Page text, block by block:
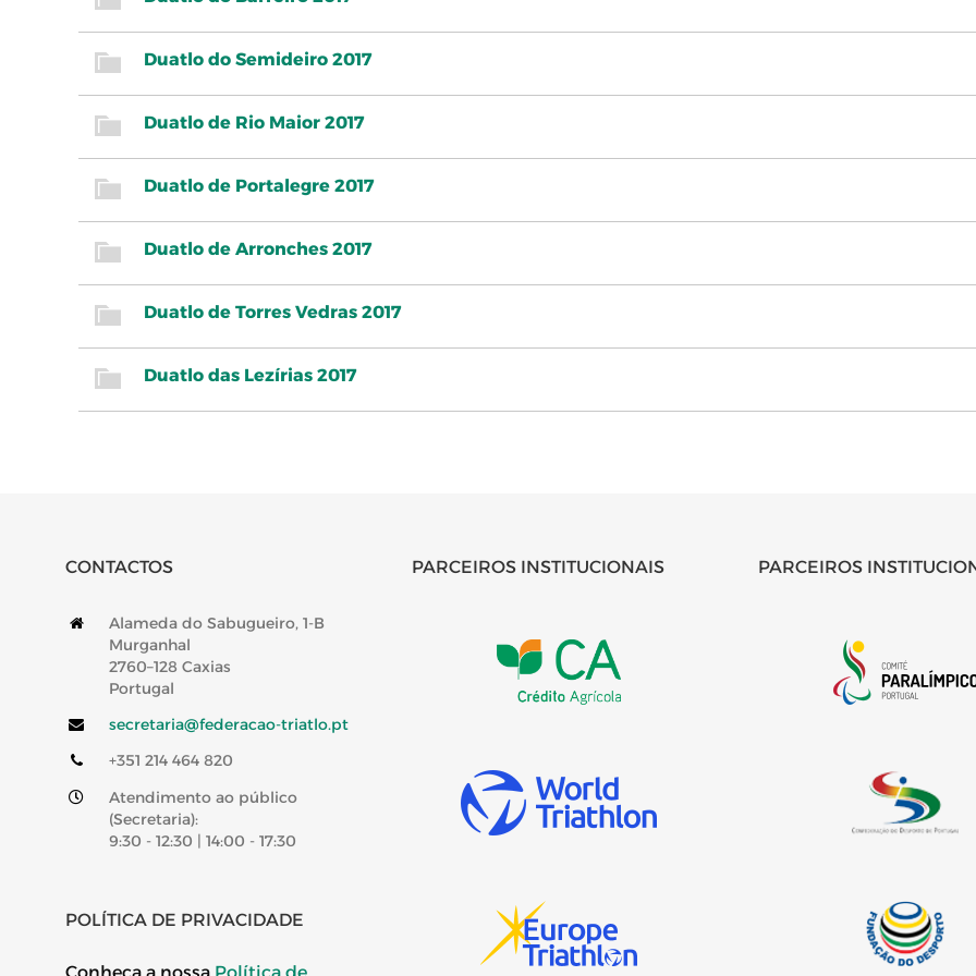
Duatlo do Semideiro 2017
Duatlo de Rio Maior 2017
Duatlo de Portalegre 2017
Duatlo de Arronches 2017
Duatlo de Torres Vedras 2017
Duatlo das Lezírias 2017
CONTACTOS
Alameda do Sabugueiro, 1-B
Murganhal
2760–128 Caxias
Portugal
secretaria@federacao-triatlo.pt
+351 214 464 820
Atendimento ao público
(Secretaria):
9:30 - 12:30 | 14:00 - 17:30
POLÍTICA DE PRIVACIDADE
Conheça a nossa Política de
PARCEIROS INSTITUCIONAIS PARCEIROS